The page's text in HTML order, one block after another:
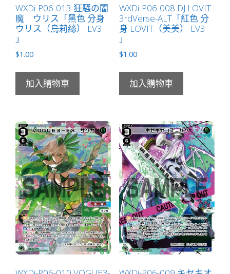
WXDi-P06-013 狂騒の閻
魔 ウリス「黑色 分身
ウリス（烏莉絲） LV3
」
$1.00
加入購物車
WXDi-P06-008 DJ.LOVIT
3rdVerse-ALT「紅色 分
身 LOVIT（美美） LV3
」
$1.00
加入購物車